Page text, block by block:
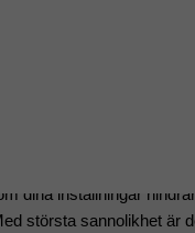
dina inställningar
största sannolikhet är
innehåll och